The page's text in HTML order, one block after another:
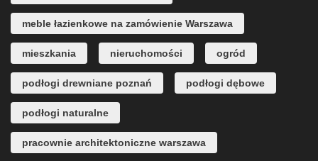
meble łazienkowe na zamówienie Warszawa
mieszkania nieruchomości ogród
podłogi drewniane poznań podłogi dębowe
podłogi naturalne
pracownie architektoniczne warszawa